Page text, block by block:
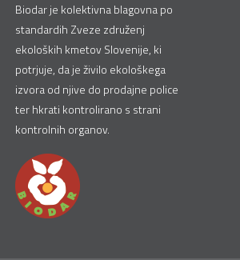
Biodar je kolektivna blagovna po
standardih Zveze združenj
ekoloških kmetov Slovenije, ki
potrjuje, da je živilo ekološkega
izvora od njive do prodajne police
ter hkrati kontrolirano s strani
kontrolnih organov.